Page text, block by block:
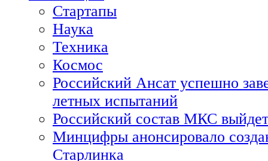
Стартапы
Наука
Техника
Космос
Российский Ансат успешно
летных испытаний
Российский состав МКС
Минцифры анонсировало
Старлинка